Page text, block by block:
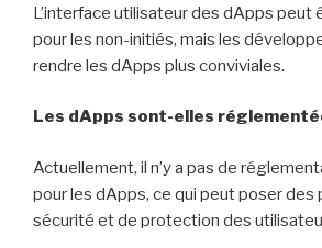
L’interface utilisateur des dApps peut
pour les non-initiés, mais les
rendre les dApps plus conviviales.
Les dApps sont-elles
Actuellement, il n’y a pas de
pour les dApps, ce qui peut poser des
sécurité et de protection des